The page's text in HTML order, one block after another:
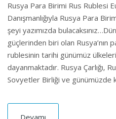
Rusya Para Birimi Rus Rublesi
Danışmanlığıyla Rusya Para
şeyi yazımızda
güçlerinden biri olan Rusya’nın
rublesinin tarihi günümüz
dayanmaktadır. Rusya Çarlığı,
Sovyetler Birliği ve günümüzde
Devamı